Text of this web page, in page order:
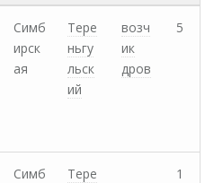
Симб
ирск
ая
Тере
ньгу
льск
ий
возч
ик
дров
5
Симб
Тере
1